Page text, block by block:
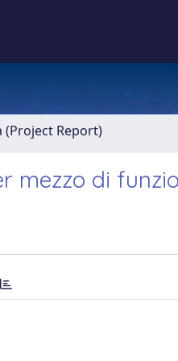
(Project Report)
mezzo di